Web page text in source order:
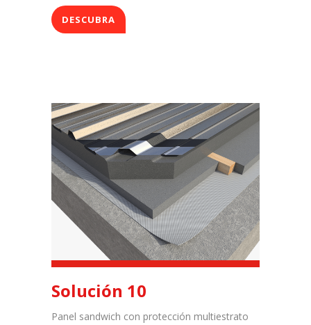
DESCUBRA
Solución 10
Panel sandwich con protección multiestrato